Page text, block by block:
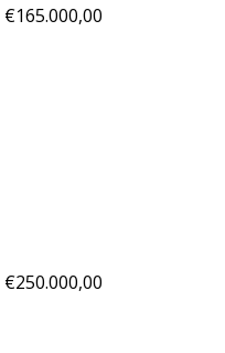
€165.000,00
€250.000,00